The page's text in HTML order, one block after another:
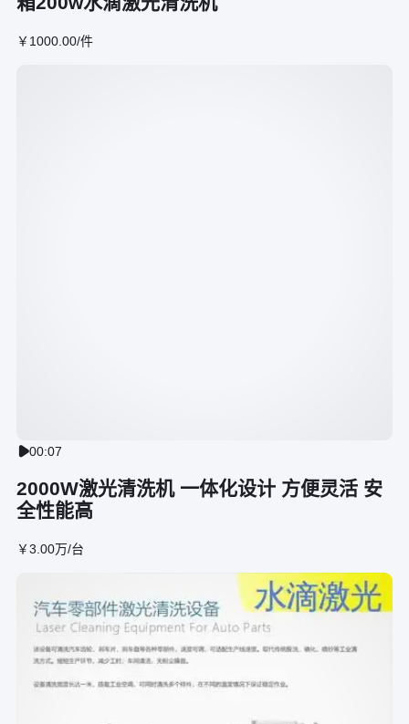
￥ 1000 .00/件
00:07
2000W激光清洗机 一体化设计 方便灵活 安
全性能高
￥3 .00万/台